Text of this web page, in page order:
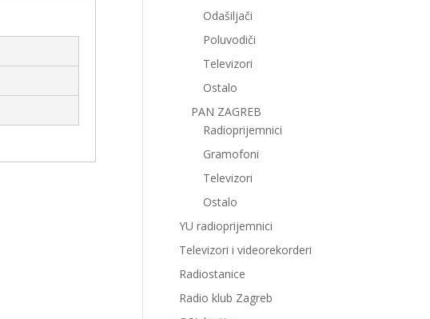
Odašiljači
Poluvodiči
Televizori
Ostalo
PAN ZAGREB
Radioprijemnici
Gramofoni
Televizori
Ostalo
YU radioprijemnici
Televizori i videorekorderi
Radiostanice
Radio klub Zagreb